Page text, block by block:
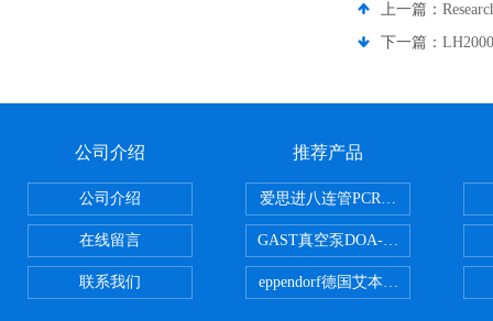
上一篇：
下一篇：
公司介绍
公司介绍
在线留言
联系我们
推荐产品
爱思进八连管PCR-0208-C
GAST真空泵DOA-P504-BN
eppendorf德国艾本德台式高速离